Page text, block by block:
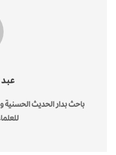
باحث بدار الحديث الحسنية